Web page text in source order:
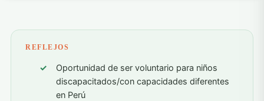
REFLEJOS
Oportunidad de ser voluntario para niños
discapacitados/con capacidades diferentes
en Perú